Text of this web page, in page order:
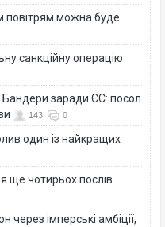
повітрям можна буде
санкційну операцію
Бандери заради ЄС: посол
143 0
один із найкращих
ще чотирьох послів
через імперські амбіції,